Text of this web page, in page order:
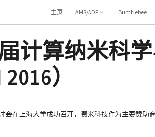
主页 AMS/ADF Bumblebee
计算纳米科
）
会在上海大学成功召开，费米科技作为主要赞